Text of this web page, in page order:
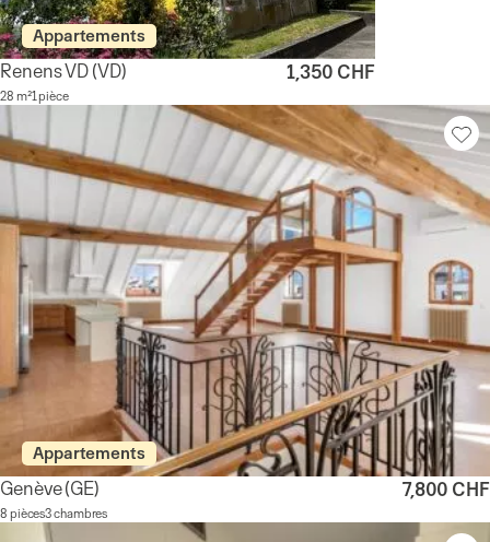
Appartements
Renens VD(VD)
28 m²1 pièce
1,350 CHF
Appartements
Genève(GE)
8 pièces3 chambres
7,800 CHF